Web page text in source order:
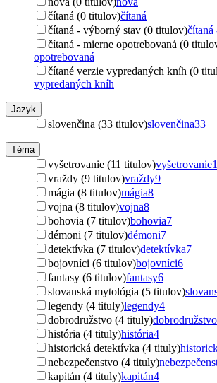
čítaná (0 titulov)čítaná
čítaná - výborný stav (0 titulov)čítaná
čítaná - mierne opotrebovaná (0
opotrebovaná
čítané verzie vypredaných kníh (0
vypredaných kníh
Jazyk
slovenčina (33 titulov)slovenčina33
Téma
vyšetrovanie (11 titulov)vyšetrovanie
vraždy (9 titulov)vraždy9
mágia (8 titulov)mágia8
vojna (8 titulov)vojna8
bohovia (7 titulov)bohovia7
démoni (7 titulov)démoni7
detektívka (7 titulov)detektívka7
bojovníci (6 titulov)bojovníci6
fantasy (6 titulov)fantasy6
slovanská mytológia (5 titulov)
legendy (4 tituly)legendy4
dobrodružstvo (4 tituly)dobrodružstvo
história (4 tituly)história4
historická detektívka (4 tituly)
nebezpečenstvo (4 tituly)
kapitán (4 tituly)kapitán4